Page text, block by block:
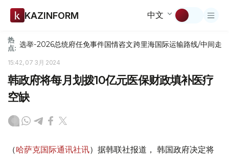
KAZINFORM 中文
热
点: 选举-2026总统府任免事件国情咨文跨里海国际运输路线/中间走廊
15:42, 07 3月 2024
韩政府将每月划拨10亿元医保财政填补医疗
空缺
（哈萨克国际通讯社讯）据韩联社报道， 韩国政府决定将